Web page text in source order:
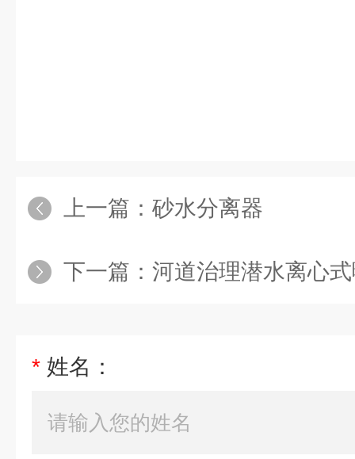
上一篇： 砂水分离器
下一篇： 河道治理潜水离心
* 姓名：